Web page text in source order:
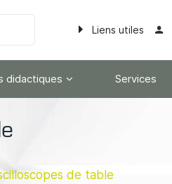
Liens utiles
didactiques Services
de table